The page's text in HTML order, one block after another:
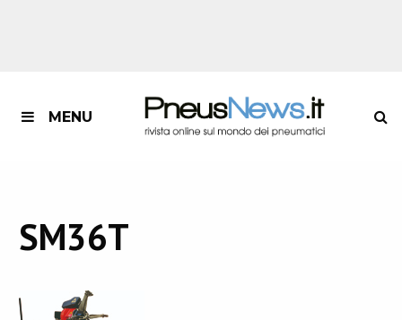
MENU
SM36T